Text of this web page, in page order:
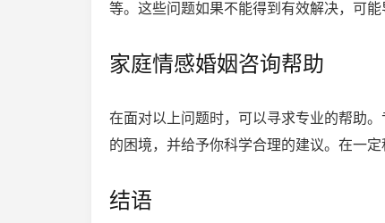
等。这些问题如果不能得到有效解决，可能
家庭情感婚姻咨询帮助
在面对以上问题时，可以寻求专业的帮助
的困境，并给予你科学合理的建议。在一
结语